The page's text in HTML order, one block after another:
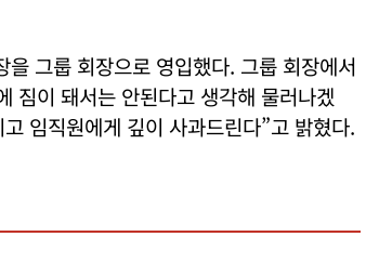
그룹 회장으로 영입했다. 그룹 회장에서
짐이 돼서는 안된다고 생각해 물러나겠
임직원에게 깊이 사과드린다”고 밝혔다.